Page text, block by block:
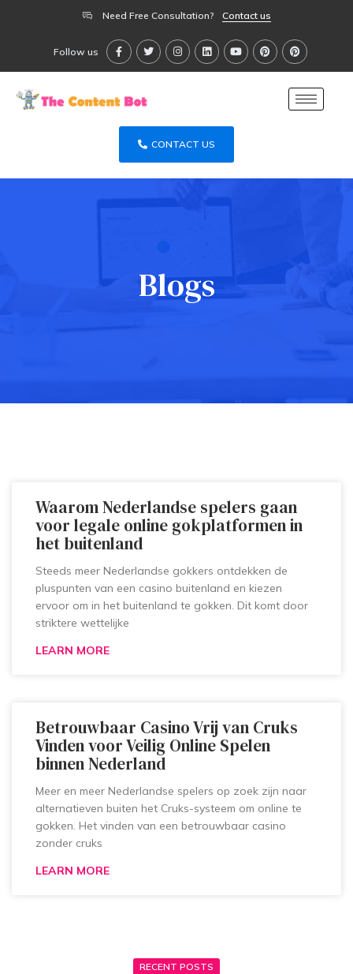
Need Free Consultation? Contact us
Follow us
CONTACT US
Blogs
Waarom Nederlandse spelers gaan
voor legale online gokplatformen in
het buitenland
Steeds meer Nederlandse gokkers ontdekken de
pluspunten van een casino buitenland en kiezen
ervoor om in het buitenland te gokken. Dit komt door
striktere wettelijke
LEARN MORE
Betrouwbaar Casino Vrij van Cruks
Vinden voor Veilig Online Spelen
binnen Nederland
Meer en meer Nederlandse spelers op zoek zijn naar
alternatieven buiten het Cruks-systeem om online te
gokken. Het vinden van een betrouwbaar casino
zonder cruks
LEARN MORE
RECENT POSTS